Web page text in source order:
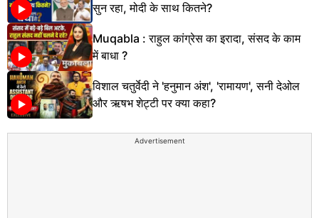
सुन रहा, मोदी के साथ कितने?
Muqabla : राहुल कांग्रेस का इरादा, संसद के काम
में बाधा ?
विशाल चतुर्वेदी ने 'हनुमान अंश', 'रामायण', सनी देओल
और ऋषभ शेट्टी पर क्या कहा?
Advertisement